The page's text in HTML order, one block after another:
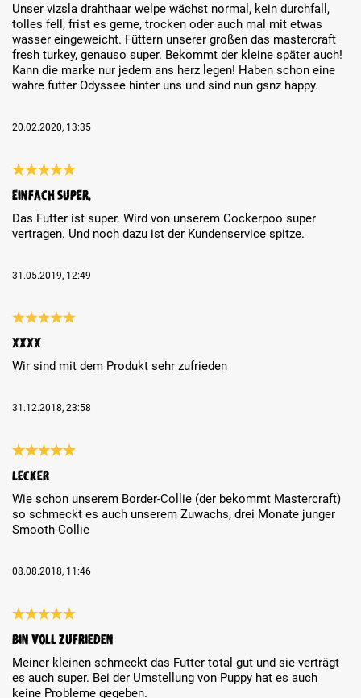
Unser vizsla drahthaar welpe wächst normal, kein durchfall,
tolles fell, frist es gerne, trocken oder auch mal mit etwas
wasser eingeweicht. Füttern unserer großen das mastercraft
fresh turkey, genauso super. Bekommt der kleine später auch!
Kann die marke nur jedem ans herz legen! Haben schon eine
wahre futter Odyssee hinter uns und sind nun gsnz happy.
20.02.2020, 13:35
Einfach super.
Das Futter ist super. Wird von unserem Cockerpoo super
vertragen. Und noch dazu ist der Kundenservice spitze.
31.05.2019, 12:49
Xxxx
Wir sind mit dem Produkt sehr zufrieden
31.12.2018, 23:58
Lecker
Wie schon unserem Border-Collie (der bekommt Mastercraft)
so schmeckt es auch unserem Zuwachs, drei Monate junger
Smooth-Collie
08.08.2018, 11:46
Bin voll Zufrieden
Meiner kleinen schmeckt das Futter total gut und sie verträgt
es auch super. Bei der Umstellung von Puppy hat es auch
keine Probleme gegeben.